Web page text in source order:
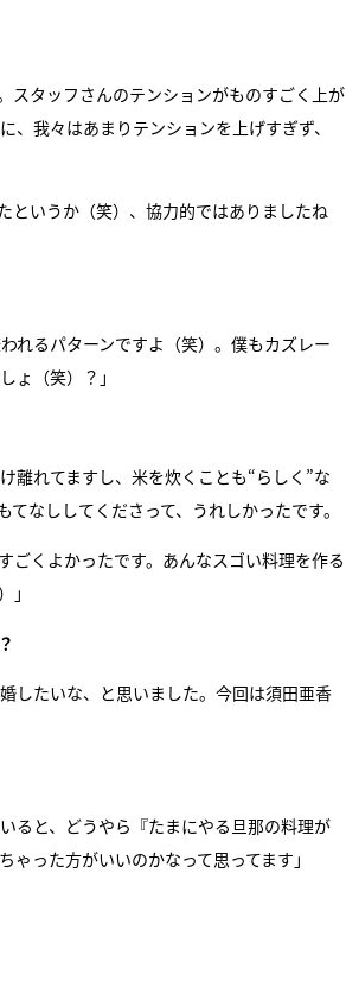
スタッフさんのテンションがものすごく上が
我々はあまりテンションを上げすぎず、
というか（笑）、協力的ではありましたね
れるパターンですよ（笑）。僕もカズレー
（笑）？」
離れてますし、米を炊くことも“らしく”な
なししてくださって、うれしかったです。
ごくよかったです。あんなスゴい料理を作る
したいな、と思いました。今回は須田亜香
ると、どうやら『たまにやる旦那の料理が
った方がいいのかなって思ってます」